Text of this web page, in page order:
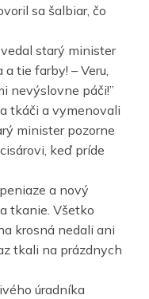
sa šalbiar, čo
starý minister
a tie farby! – Veru,
nevýslovne páči!”
tkáči a vymenovali
minister pozorne
keď príde
a nový
tkanie. Všetko
krosná nedali ani
tkali na prázdnych
úradníka